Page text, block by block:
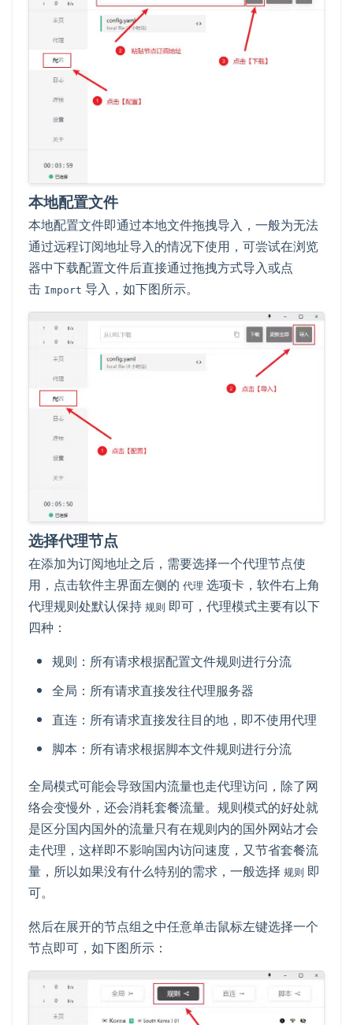
本地配置文件
本地配置文件即通过本地文件拖拽导入，一般为无法
通过远程订阅地址导入的情况下使用，可尝试在浏览
器中下载配置文件后直接通过拖拽方式导入或点
击 Import 导入，如下图所示。
选择代理节点
在添加为订阅地址之后，需要选择一个代理节点使
用，点击软件主界面左侧的 代理 选项卡，软件右上角
代理规则处默认保持 规则 即可，代理模式主要有以下
四种：
规则：所有请求根据配置文件规则进行分流
全局：所有请求直接发往代理服务器
直连：所有请求直接发往目的地，即不使用代理
脚本：所有请求根据脚本文件规则进行分流
全局模式可能会导致国内流量也走代理访问，除了网
络会变慢外，还会消耗套餐流量。规则模式的好处就
是区分国内国外的流量只有在规则内的国外网站才会
走代理，这样即不影响国内访问速度，又节省套餐流
量，所以如果没有什么特别的需求，一般选择 规则 即
可。
然后在展开的节点组之中任意单击鼠标左键选择一个
节点即可，如下图所示：